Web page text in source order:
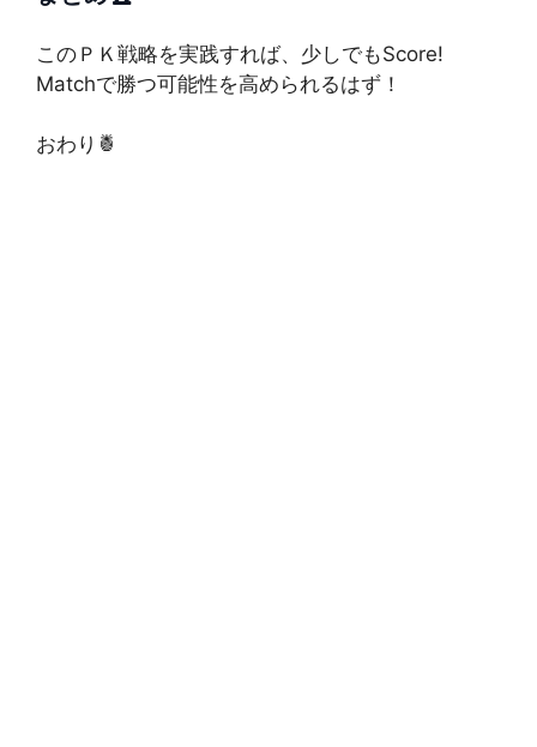
このＰＫ戦略を実践すれば、少しでもScore!
Matchで勝つ可能性を高められるはず！
おわり🍍